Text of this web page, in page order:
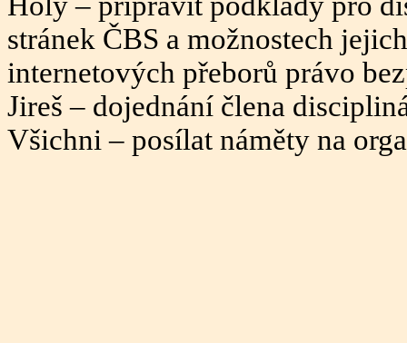
stránek ČBS a možnostech
internetových přeborů právo
Jireš – dojednání člena
Všichni – posílat náměty na